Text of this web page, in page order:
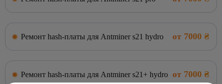
Ремонт hash-платы для Antminer s21 hydro от 7000 ₴
Ремонт hash-платы для Antminer s21+ hydro от 7000 ₴